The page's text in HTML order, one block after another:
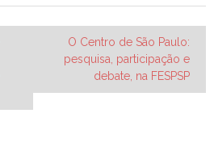
O Centro de São Paulo:
pesquisa, participação e
debate, na FESPSP